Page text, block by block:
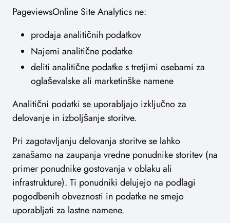
PageviewsOnline Site Analytics ne:
prodaja analitičnih podatkov
Najemi analitične podatke
deliti analitične podatke s tretjimi osebami za
oglaševalske ali marketinške namene
Analitični podatki se uporabljajo izključno za
delovanje in izboljšanje storitve.
Pri zagotavljanju delovanja storitve se lahko
zanašamo na zaupanja vredne ponudnike storitev (na
primer ponudnike gostovanja v oblaku ali
infrastrukture). Ti ponudniki delujejo na podlagi
pogodbenih obveznosti in podatke ne smejo
uporabljati za lastne namene.